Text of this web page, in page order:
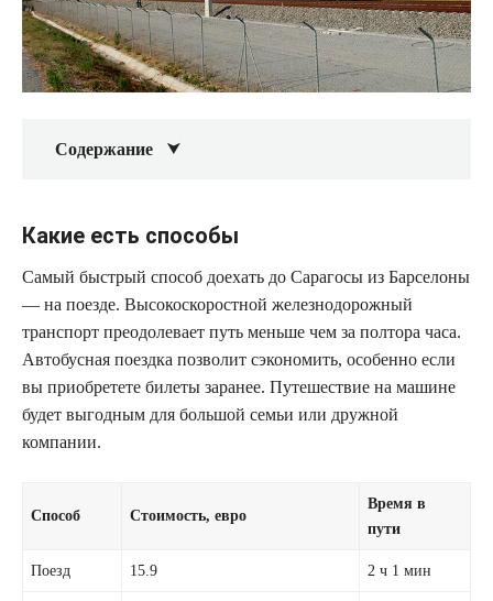
Содержание
Какие есть способы
Самый быстрый способ доехать до Сарагосы из Барселоны
— на поезде. Высокоскоростной железнодорожный
транспорт преодолевает путь меньше чем за полтора часа.
Автобусная поездка позволит сэкономить, особенно если
вы приобретете билеты заранее. Путешествие на машине
будет выгодным для большой семьи или дружной
компании.
Способ Стоимость, евро
Время в
пути
Поезд 15.9 2 ч 1 мин